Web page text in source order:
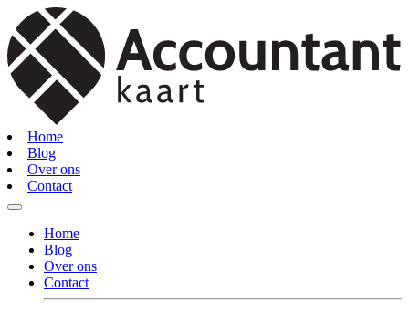
Home
Blog
Over ons
Contact
Home
Blog
Over ons
Contact